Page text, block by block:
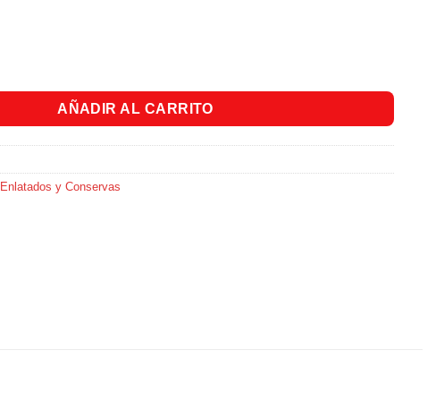
- Lata x 190 Gr. cantidad
AÑADIR AL CARRITO
Enlatados y Conservas